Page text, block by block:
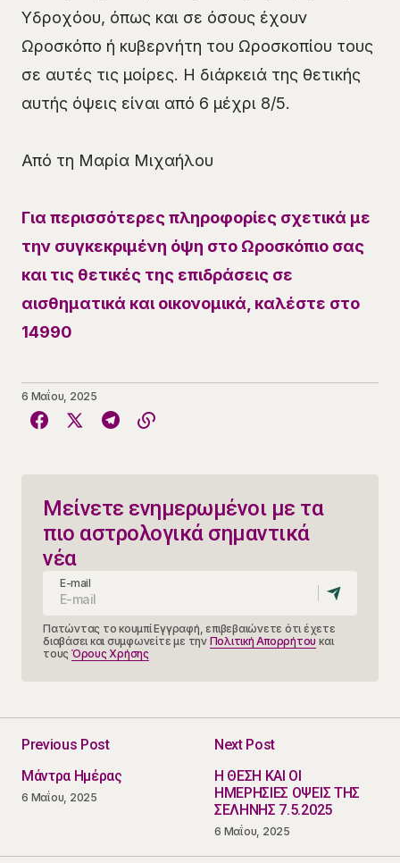
Υδροχόου, όπως και σε όσους έχουν
Ωροσκόπο ή κυβερνήτη του Ωροσκοπίου τους
σε αυτές τις μοίρες. Η διάρκειά της θετικής
αυτής όψεις είναι από 6 μέχρι 8/5.
Από τη Μαρία Μιχαήλου
Για περισσότερες πληροφορίες σχετικά με
την συγκεκριμένη όψη στο Ωροσκόπιο σας
και τις θετικές της επιδράσεις σε
αισθηματικά και οικονομικά, καλέστε στο
14990
6 Μαΐου, 2025
Μείνετε ενημερωμένοι με τα
πιο αστρολογικά σημαντικά
νέα
E-mail
Πατώντας το κουμπί Εγγραφή, επιβεβαιώνετε ότι έχετε
διαβάσει και συμφωνείτε με την Πολιτική Απορρήτου και
τους Όρους Χρήσης
Previous Post
Μάντρα Ημέρας
6 Μαΐου, 2025
Next Post
Η ΘΕΣΗ ΚΑΙ ΟΙ
ΗΜΕΡΗΣΙΕΣ ΟΨΕΙΣ ΤΗΣ
ΣΕΛΗΝΗΣ 7.5.2025
6 Μαΐου, 2025